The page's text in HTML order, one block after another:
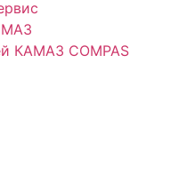
МАЗ
КАМАЗ COMPAS